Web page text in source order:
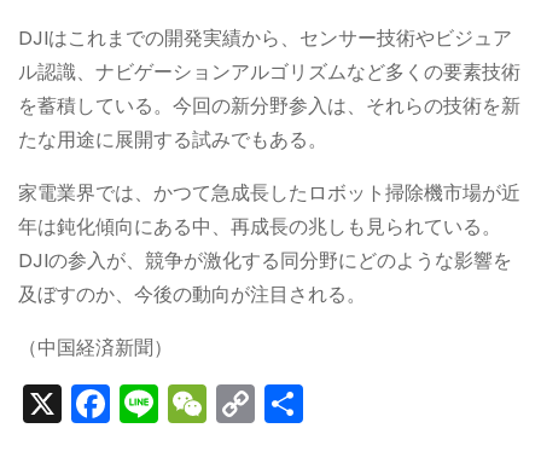
DJIはこれまでの開発実績から、センサー技術やビジュア
ル認識、ナビゲーションアルゴリズムなど多くの要素技術
を蓄積している。今回の新分野参入は、それらの技術を新
たな用途に展開する試みでもある。
家電業界では、かつて急成長したロボット掃除機市場が近
年は鈍化傾向にある中、再成長の兆しも見られている。
DJIの参入が、競争が激化する同分野にどのような影響を
及ぼすのか、今後の動向が注目される。
（中国経済新聞）
X F
a
Li
n
W
e
C
o